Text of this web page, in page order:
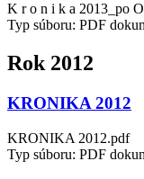
K r o n i k a 2013_po
Typ súboru: PDF
Rok 2012
KRONIKA 2012
KRONIKA 2012.pdf
Typ súboru: PDF